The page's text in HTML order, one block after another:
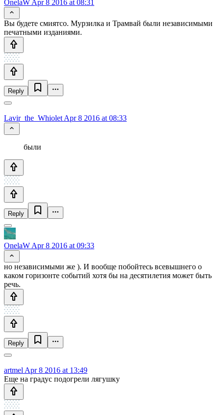
OnelaW Apr 8 2016 at 08:31
Вы будете смиятсо. Мурзилка и Трамвай были независимыми
печатными изданиями.
Reply
Lavir_the_Whiolet Apr 8 2016 at 08:33
были
Reply
OnelaW Apr 8 2016 at 09:33
но независимыми же ). И вообще побойтесь всевышнего о
каком горизонте событий хотя бы на десятилетия может быть
речь.
Reply
artmel Apr 8 2016 at 13:49
Еще на градус подогрели лягушку